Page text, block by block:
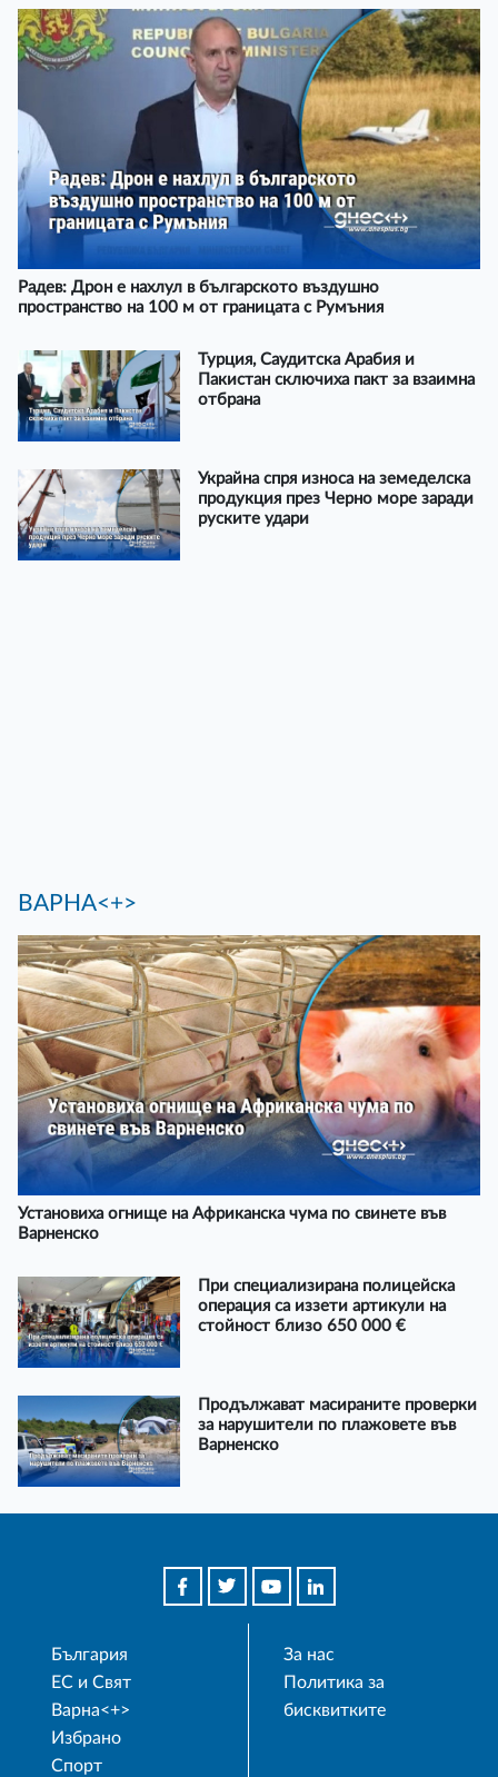
Радев: Дрон е нахлул в българското въздушно
пространство на 100 м от границата с Румъния
Турция, Саудитска Арабия и
Пакистан сключиха пакт за взаимна
отбрана
Украйна спря износа на земеделска
продукция през Черно море заради
руските удари
ВАРНА<+>
Установиха огнище на Африканска чума по свинете във
Варненско
При специализирана полицейска
операция са иззети артикули на
стойност близо 650 000 €
Продължават масираните проверки
за нарушители по плажовете във
Варненско
България
ЕС и Свят
Варна<+>
Избрано
Спорт
За нас
Политика за
бисквитките